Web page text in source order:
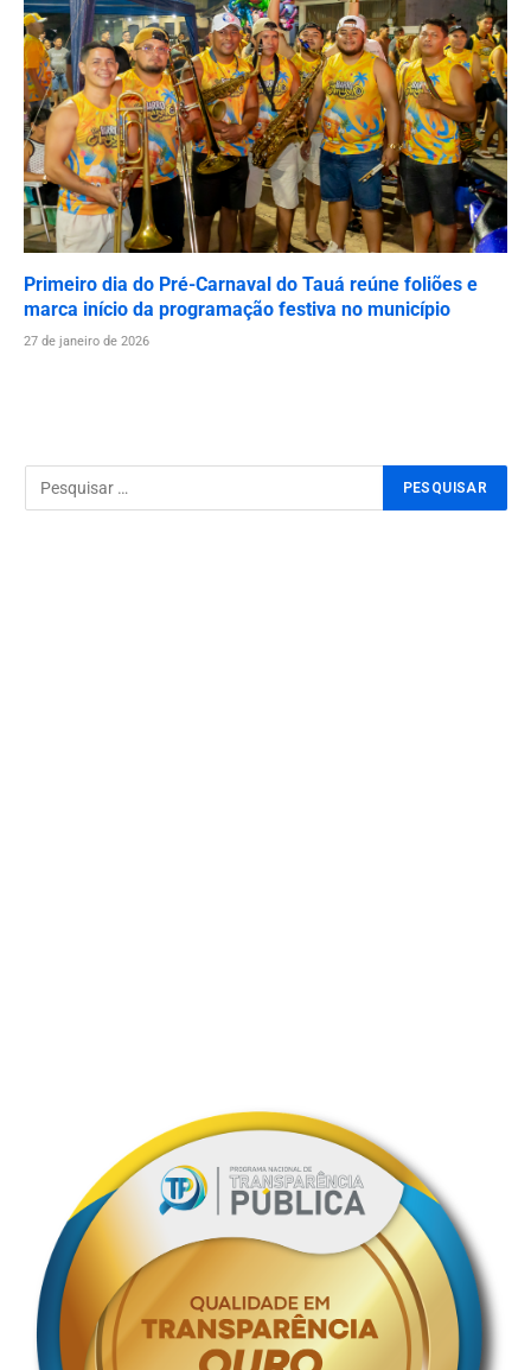
Primeiro dia do Pré-Carnaval do Tauá reúne foliões e
marca início da programação festiva no município
27 de janeiro de 2026